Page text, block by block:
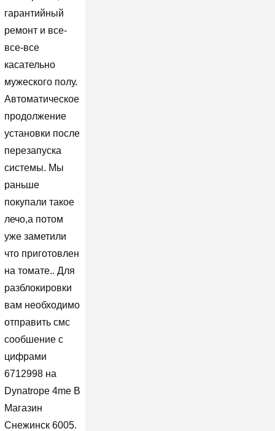
гарантийный
ремонт и все-
все-все
касательно
мужеского полу.
Автоматическое
продолжение
установки после
перезапуска
системы. Мы
раньше
покупали такое
лечо,а потом
уже заметили
что приготовлен
на томате.. Для
разблокировки
вам необходимо
отправить смс
сообшение с
цифрами
6712998 на
Dynatrope 4me В
Магазин
Снежинск 6005.